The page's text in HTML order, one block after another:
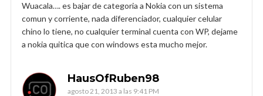
Wuacala…. es bajar de categoria a Nokia con un sistema
comun y corriente, nada diferenciador, cualquier celular
chino lo tiene, no cualquier terminal cuenta con WP, dejame
a nokia quitica que con windows esta mucho mejor.
HausOfRuben98
agosto 21, 2013 a las 9:41 PM